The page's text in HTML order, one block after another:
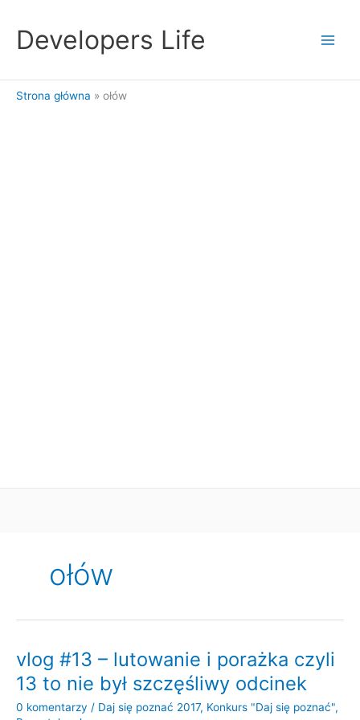
treściDevelopers Life
Strona główna ołów
ołów
vlog #13 – lutowanie i porażka czyli
13 to nie był szczęśliwy odcinek
0 komentarzy / Daj się poznać 2017, Konkurs "Daj się poznać",